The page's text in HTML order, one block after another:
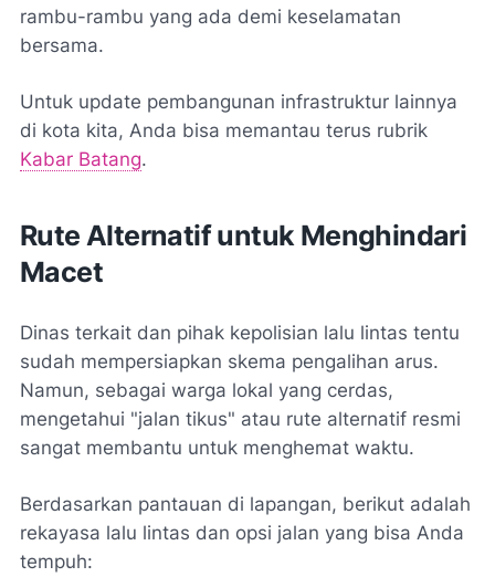
rambu-rambu yang ada demi keselamatan
bersama.
Untuk update pembangunan infrastruktur lainnya
di kota kita, Anda bisa memantau terus rubrik
Kabar Batang.
Rute Alternatif untuk Menghindari
Macet
Dinas terkait dan pihak kepolisian lalu lintas tentu
sudah mempersiapkan skema pengalihan arus.
Namun, sebagai warga lokal yang cerdas,
mengetahui "jalan tikus" atau rute alternatif resmi
sangat membantu untuk menghemat waktu.
Berdasarkan pantauan di lapangan, berikut adalah
rekayasa lalu lintas dan opsi jalan yang bisa Anda
tempuh: